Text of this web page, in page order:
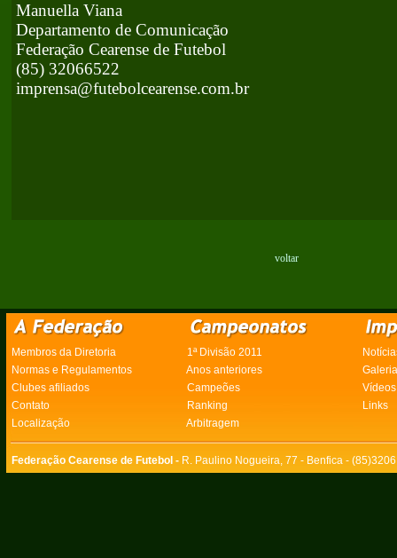
Manuella Viana
Departamento de Comunicação
Federação Cearense de Futebol
(85) 32066522
imprensa@futebolcearense.com.br
voltar
Membros da Diretoria 1ª Divisão 2011
Normas e Regulamentos
Anos anteriores
Clubes afiliados
Campeões
Vídeos
Contato
Ranking
Links
Localização
Arbitragem
Federação Cearense de Futebol - R. Paulino Nogueira, 77 - Benfica -